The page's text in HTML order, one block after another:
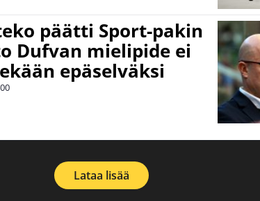
päätti Sport-pakin
Dufvan mielipide ei
epäselväksi
Lataa lisää